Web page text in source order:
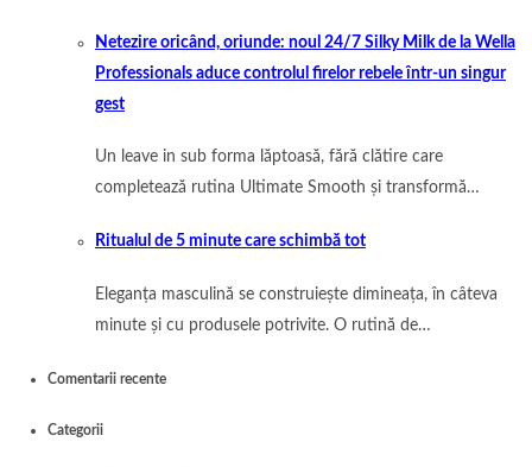
Netezire oricând, oriunde: noul 24/7 Silky Milk de la Wella
Professionals aduce controlul firelor rebele într-un singur
gest
Un leave in sub forma lăptoasă, fără clătire care
completează rutina Ultimate Smooth și transformă…
Ritualul de 5 minute care schimbă tot
Eleganța masculină se construiește dimineața, în câteva
minute și cu produsele potrivite. O rutină de…
Comentarii recente
Categorii